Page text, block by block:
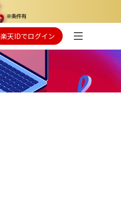
楽天IDでログイン